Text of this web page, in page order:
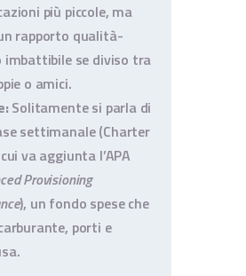
più piccole, ma
rapporto qualità-
imbattibile se diviso tra
o amici.
Solitamente si parla di
settimanale (Charter
va aggiunta l’APA
Provisioning
), un fondo spese che
porti e